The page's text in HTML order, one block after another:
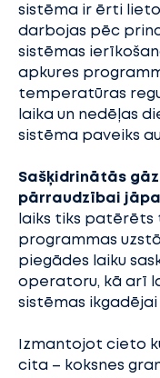
sistēma ir ērti
darbojas pēc
sistēmas
apkures
temperatūras
laika un nedēļas
sistēma paveiks
Sašķidrinātās
pārraudzībai
laiks tiks patērēts
programmas
piegādes laiku
operatoru, kā arī
sistēmas
Izmantojot cieto
cita – koksnes